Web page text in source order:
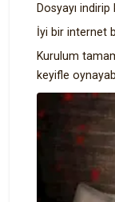
Dosyayı
İyi bir internet
Kurulum
keyifle